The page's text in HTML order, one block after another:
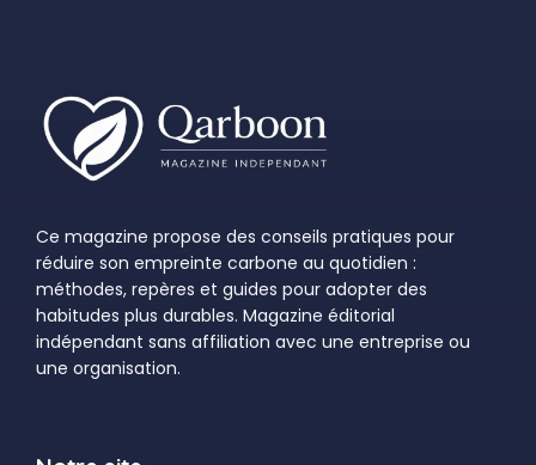
Ce magazine propose des conseils pratiques pour
réduire son empreinte carbone au quotidien :
méthodes, repères et guides pour adopter des
habitudes plus durables. Magazine éditorial
indépendant sans affiliation avec une entreprise ou
une organisation.